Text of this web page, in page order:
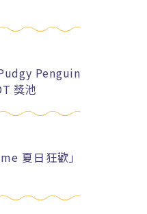
Penguin
獎池
夏日狂歡」